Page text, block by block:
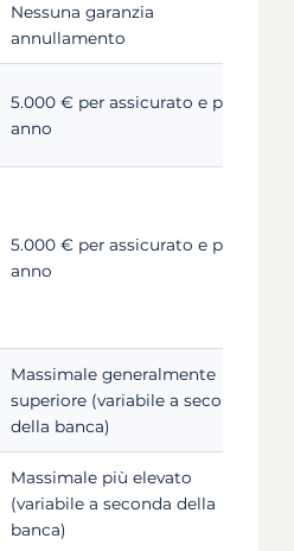
Nessuna garanzia
annullamento
5.000 € per assicurato e per
anno
5.000 € per assicurato e per
anno
Massimale generalmente
superiore (variabile a seconda
della banca)
Massimale più elevato
(variabile a seconda della
banca)